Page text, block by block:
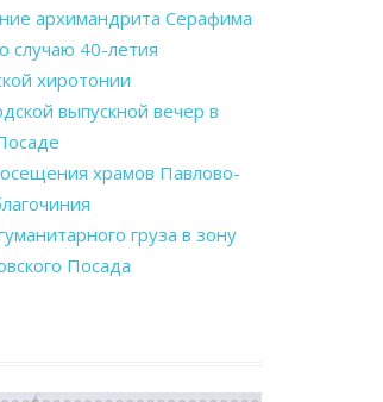
архимандрита Серафима
случаю 40-летия
хиротонии
выпускной вечер в
храмов Павлово-
груза в зону
Посада